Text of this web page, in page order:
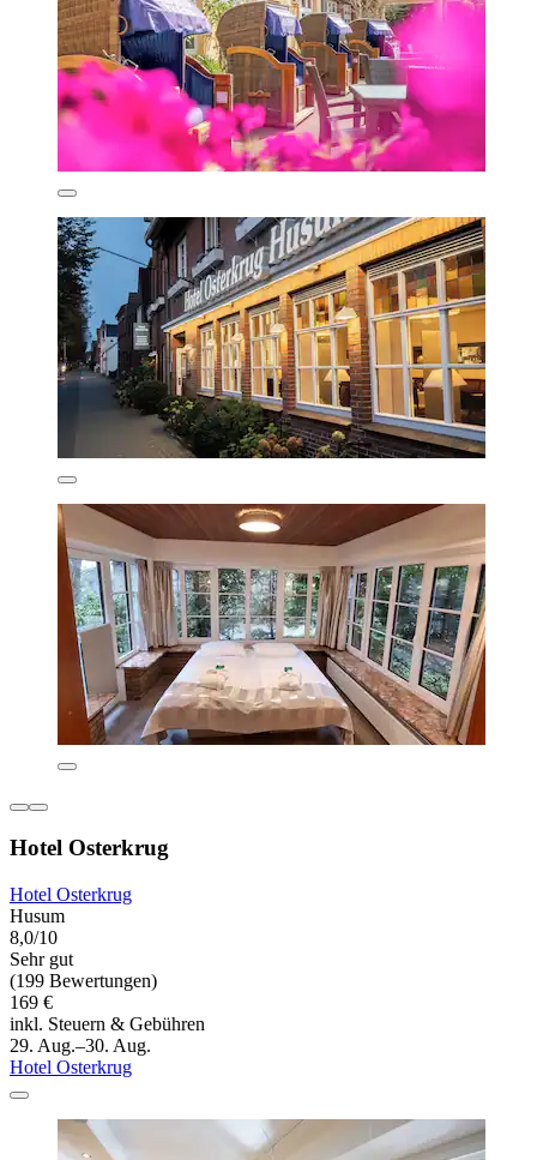
Hotel Osterkrug
Hotel Osterkrug
Husum
8,0/10
Sehr gut
(199 Bewertungen)
169 €
inkl. Steuern & Gebühren
29. Aug.–30. Aug.
Hotel Osterkrug